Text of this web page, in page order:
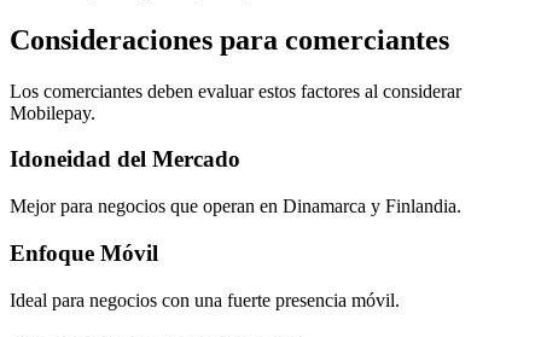
Consideraciones para comerciantes
Los comerciantes deben evaluar estos factores al considerar
Mobilepay.
Idoneidad del Mercado
Mejor para negocios que operan en Dinamarca y Finlandia.
Enfoque Móvil
Ideal para negocios con una fuerte presencia móvil.